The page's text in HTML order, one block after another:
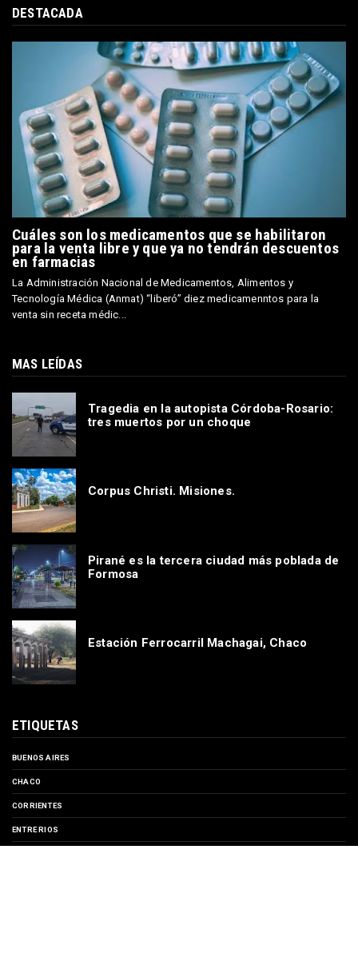
DESTACADA
Cuáles son los medicamentos que se habilitaron
para la venta libre y que ya no tendrán descuentos
en farmacias
La Administración Nacional de Medicamentos, Alimentos y
Tecnología Médica (Anmat) “liberó” diez medicamenntos para la
venta sin receta médic...
MAS LEÍDAS
Tragedia en la autopista Córdoba-Rosario:
tres muertos por un choque
Corpus Christi. Misiones.
Pirané es la tercera ciudad más poblada de
Formosa
Estación Ferrocarril Machagai, Chaco
ETIQUETAS
BUENOS AIRES
CHACO
CORRIENTES
ENTRE RIOS